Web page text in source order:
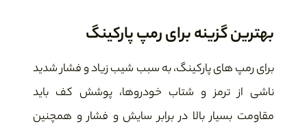
بهترین گزینه برای رمپ پارکینگ
برای رمپ های پارکینگ، به سبب شیب زیاد و فشار شدید
ناشی از ترمز و شتاب خودروها، پوشش کف باید
مقاومت بسیار بالا در برابر سایش و فشار و همچنین